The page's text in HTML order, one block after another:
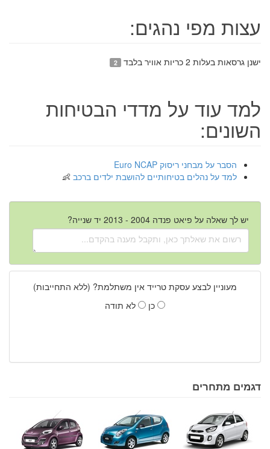
עצות מפי נהגים:
ישנן גרסאות בעלות 2 כריות אוויר בלבד 2
למד עוד על מדדי הבטיחות
השונים:
הסבר על מבחני ריסוק Euro NCAP
למד על נהלים בטיחותיים להושבת ילדים ברכב
יש לך שאלה על פיאט פנדה 2004 - 2013 יד שנייה?
מעוניין לבצע עסקת טרייד אין משתלמת? (ללא התחייבות)
כן
לא תודה
דגמים מתחרים